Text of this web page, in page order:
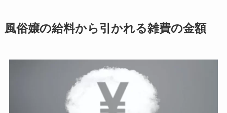
風俗嬢の給料から引かれる雑費の金額